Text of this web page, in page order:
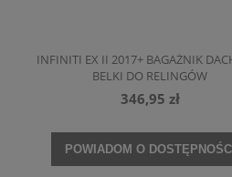
INFINITI EX II 2017+ BAGAŻNIK
BELKI DO RELINGÓW
346,95 zł
POWIADOM O DOSTĘPNOŚCI